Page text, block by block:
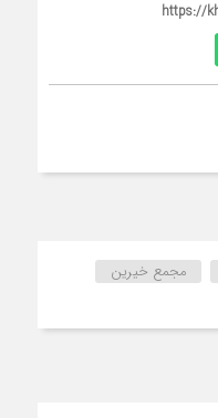
https://
مجمع خیرین